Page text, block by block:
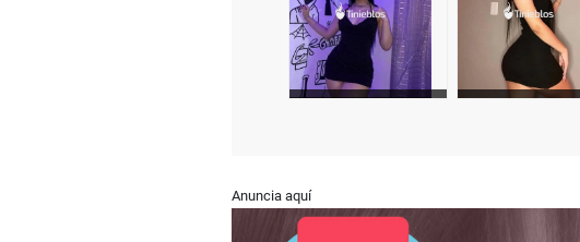
Anuncia aquí